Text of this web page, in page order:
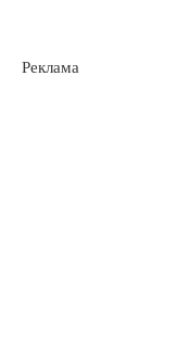
Реклама